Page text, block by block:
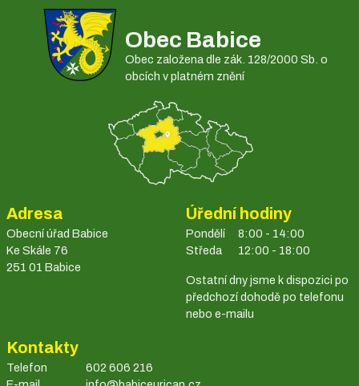
Obec Babice
Obec založena dle zák. 128/2000 Sb. o
obcích v platném znění
Adresa
Obecní úřad Babice
Ke Skále 76
251 01 Babice
Úřední hodiny
Pondělí
Středa
8:00 - 14:00
12:00 - 18:00
Ostatní dny jsme k dispozici po
předchozí dohodě po telefonu
nebo e-mailu
Kontakty
Telefon
602 606 216